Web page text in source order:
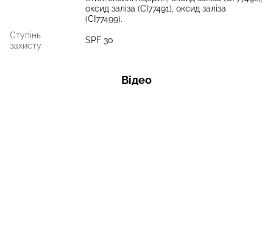
оксид заліза (CI77491), оксид заліза
(CI77499).
Ступінь
захисту
SPF 30
Відео